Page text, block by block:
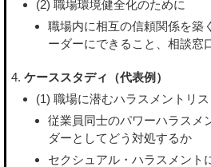
(2) 職場環境健全化のために
職場内に相互の信頼関係を築
ーダーにできること、相談窓
ケーススタディ（代表例）
(1) 職場に潜むハラスメントリ
従業員同士のパワーハラスメ
ダーとしてどう対処するか
セクシュアル・ハラスメント